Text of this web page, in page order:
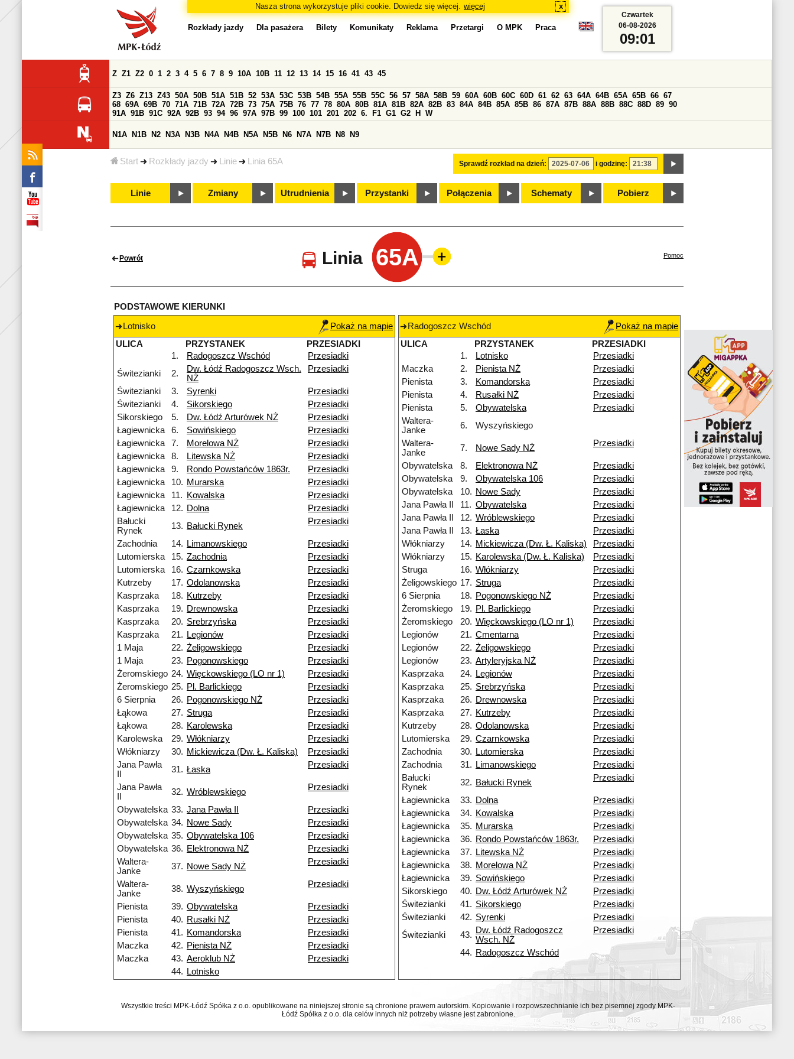
Nasza strona wykorzystuje pliki cookie. Dowiedz się więcej. więcej x
Start Rozkłady jazdy Linie Linia 65A
Rozkłady jazdy Dla pasażera Bilety Komunikaty Reklama Przetargi O MPK Praca
Sprawdź rozkład na dzień: i godzinę:
Z Z1 Z2 0 1 2 3 4 5 6 7 8 9 10A 10B 11 12 13 14 15 16 41 43 45
Z3 Z6 Z13 Z43 50A 50B 51A 51B 52 53A 53C 53B 54B 55A 55B 55C 56 57 58A 58B 59 60A 60B 60C 60D 61 62 63 64A 64B 65A 65B 66 67
68 69A 69B 70 71A 71B 72A 72B 73 75A 75B 76 77 78 80A 80B 81A 81B 82A 82B 83 84A 84B 85A 85B 86 87A 87B 88A 88B 88C 88D 89 90
91A 91B 91C 92A 92B 93 94 96 97A 97B 99 100 101 201 202 6. F1 G1 G2 H W
N1A N1B N2 N3A N3B N4A N4B N5A N5B N6 N7A N7B N8 N9
Linie Zmiany Utrudnienia Przystanki Połączenia Schematy Pobierz
Czwartek
06-08-2026
09:01
Powrót Linia 65A Pomoc
PODSTAWOWE KIERUNKI
Lotnisko
Pokaż na mapie
ULICA
PRZYSTANEK
PRZESIADKI
1.
Radogoszcz Wschód
Przesiadki
Świtezianki
2.
Dw. Łódź Radogoszcz Wsch.
NŻ
Przesiadki
Świtezianki 3. Syrenki
Przesiadki
Świtezianki
4. Sikorskiego
Przesiadki
Sikorskiego
5. Dw. Łódź Arturówek NŻ
Przesiadki
Łagiewnicka
6. Sowińskiego
Przesiadki
Łagiewnicka
7. Morelowa NŻ
Przesiadki
Łagiewnicka
8. Litewska NŻ
Przesiadki
Łagiewnicka
9. Rondo Powstańców 1863r.
Przesiadki
Łagiewnicka
10. Murarska
Przesiadki
Łagiewnicka
11. Kowalska
Przesiadki
Łagiewnicka
12. Dolna
Przesiadki
Bałucki
Rynek
13. Bałucki Rynek Przesiadki
Zachodnia 14. Limanowskiego
Przesiadki
Lutomierska
15. Zachodnia
Przesiadki
Lutomierska
16. Czarnkowska
Przesiadki
Kutrzeby
17. Odolanowska
Przesiadki
Kasprzaka
18. Kutrzeby
Przesiadki
Kasprzaka
19. Drewnowska
Przesiadki
Kasprzaka
20. Srebrzyńska
Przesiadki
Kasprzaka
21. Legionów
Przesiadki
1 Maja
22. Żeligowskiego
Przesiadki
1 Maja
23. Pogonowskiego
Przesiadki
Żeromskiego 24. Więckowskiego (LO nr 1)
Przesiadki
Żeromskiego 25. Pl. Barlickiego
Przesiadki
6 Sierpnia
26. Pogonowskiego NŻ
Przesiadki
Łąkowa
27. Struga
Przesiadki
Łąkowa
28. Karolewska
Przesiadki
Karolewska
29. Włókniarzy
Przesiadki
Włókniarzy
30. Mickiewicza (Dw. Ł. Kaliska)
Przesiadki
Jana Pawła
31. Łaska Przesiadki
Jana Pawła
32. Wróblewskiego Przesiadki
Obywatelska 33. Jana Pawła II
Przesiadki
Obywatelska 34. Nowe Sady
Przesiadki
Obywatelska 35. Obywatelska 106
Przesiadki
Obywatelska 36. Elektronowa NŻ
Przesiadki
Waltera-
Janke
37. Nowe Sady NŻ Przesiadki
Waltera-
Janke
38. Wyszyńskiego Przesiadki
Pienista 39. Obywatelska
Przesiadki
Pienista
40. Rusałki NŻ
Przesiadki
Pienista
41. Komandorska
Przesiadki
Maczka
42. Pienista NŻ
Przesiadki
Maczka
43. Aeroklub NŻ
Przesiadki
44.
Lotnisko
Radogoszcz Wschód
Pokaż na mapie
ULICA
PRZYSTANEK
PRZESIADKI
1.
Lotnisko
Przesiadki
Maczka
2. Pienista NŻ
Przesiadki
Pienista
3. Komandorska
Przesiadki
Pienista
4. Rusałki NŻ
Przesiadki
Pienista
5. Obywatelska
Przesiadki
Waltera-
Janke
6.
Wyszyńskiego
Waltera-
Janke
7. Nowe Sady NŻ Przesiadki
Obywatelska 8. Elektronowa NŻ
Przesiadki
Obywatelska
9. Obywatelska 106
Przesiadki
Obywatelska
10. Nowe Sady
Przesiadki
Jana Pawła II
11. Obywatelska
Przesiadki
Jana Pawła II
12. Wróblewskiego
Przesiadki
Jana Pawła II
13. Łaska
Przesiadki
Włókniarzy
14. Mickiewicza (Dw. Ł. Kaliska)
Przesiadki
Włókniarzy
15. Karolewska (Dw. Ł. Kaliska)
Przesiadki
Struga
16. Włókniarzy
Przesiadki
Żeligowskiego 17. Struga
Przesiadki
6 Sierpnia
18. Pogonowskiego NŻ
Przesiadki
Żeromskiego
19. Pl. Barlickiego
Przesiadki
Żeromskiego
20. Więckowskiego (LO nr 1)
Przesiadki
Legionów
21. Cmentarna
Przesiadki
Legionów
22. Żeligowskiego
Przesiadki
Legionów
23. Artyleryjska NŻ
Przesiadki
Kasprzaka
24. Legionów
Przesiadki
Kasprzaka
25. Srebrzyńska
Przesiadki
Kasprzaka
26. Drewnowska
Przesiadki
Kasprzaka
27. Kutrzeby
Przesiadki
Kutrzeby
28. Odolanowska
Przesiadki
Lutomierska
29. Czarnkowska
Przesiadki
Zachodnia
30. Lutomierska
Przesiadki
Zachodnia
31. Limanowskiego
Przesiadki
Bałucki
Rynek
32. Bałucki Rynek Przesiadki
Łagiewnicka 33. Dolna
Przesiadki
Łagiewnicka
34. Kowalska
Przesiadki
Łagiewnicka
35. Murarska
Przesiadki
Łagiewnicka
36. Rondo Powstańców 1863r.
Przesiadki
Łagiewnicka
37. Litewska NŻ
Przesiadki
Łagiewnicka
38. Morelowa NŻ
Przesiadki
Łagiewnicka
39. Sowińskiego
Przesiadki
Sikorskiego
40. Dw. Łódź Arturówek NŻ
Przesiadki
Świtezianki
41. Sikorskiego
Przesiadki
Świtezianki
42. Syrenki
Przesiadki
Świtezianki
43. Dw. Łódź Radogoszcz
Wsch. NŻ
Przesiadki
44. Radogoszcz Wschód
Wszystkie treści MPK-Łódź Spółka z o.o. opublikowane na niniejszej stronie są chronione prawem autorskim. Kopiowanie i rozpowszechnianie ich bez pisemnej zgody MPK-
Łódź Spółka z o.o. dla celów innych niż potrzeby własne jest zabronione.